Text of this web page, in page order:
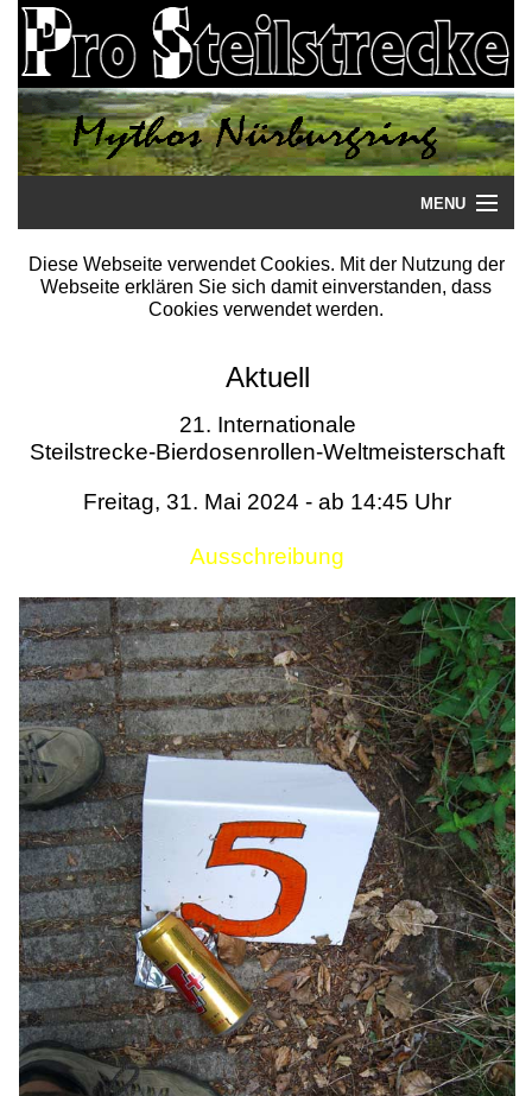
MENU
Startseite
Literatur
Termine
Diese Webseite verwendet Cookies. Mit der Nutzung der
Webseite erklären Sie sich damit einverstanden, dass
Cookies verwendet werden.
Aktuell
21. Internationale
Steilstrecke-Bierdosenrollen-Weltmeisterschaft
Freitag, 31. Mai 2024 - ab 14:45 Uhr
Ausschreibung